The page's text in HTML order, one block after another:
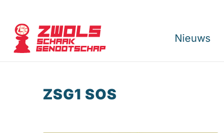
Nieuws
ZSG1 SOS